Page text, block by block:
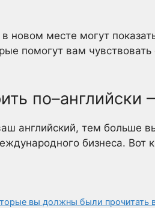
новом месте могут
помогут вам
английский, тем больше
бизнеса. Вот
вы должны были прочитать